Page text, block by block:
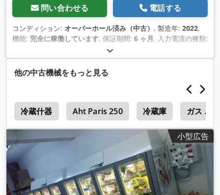
問い合わせる 電話する
コンディション: オーバーホール済み（中古） , 製造年: 2022,
機能: 完全に稼働しています, 保証期間: 6 ヶ月, 入力電流の種類:
, 周囲温度（最小）:
ーズ:16 A, 入力電流:2 A, 入力周波数:50 ヘルツ, 周囲温度
（最大）:25 °C, 全長: 2,500 mm
kg（キログラム） , 装備:フリーザー, 照明
他の中古機械をもっと見る
冷蔵什器 Aht Paris 250 冷蔵庫 ガス バ
小型広告